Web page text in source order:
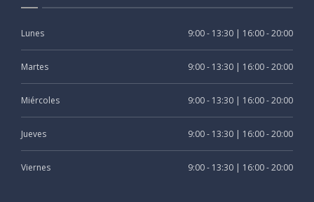
Lunes 9:00 - 13:30 | 16:00 - 20:00
Martes 9:00 - 13:30 | 16:00 - 20:00
Miércoles 9:00 - 13:30 | 16:00 - 20:00
Jueves 9:00 - 13:30 | 16:00 - 20:00
Viernes 9:00 - 13:30 | 16:00 - 20:00